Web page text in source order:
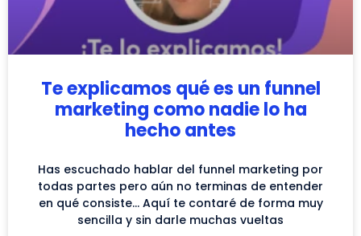
Te explicamos qué es un funnel
marketing como nadie lo ha
hecho antes
Has escuchado hablar del funnel marketing por
todas partes pero aún no terminas de entender
en qué consiste… Aquí te contaré de forma muy
sencilla y sin darle muchas vueltas